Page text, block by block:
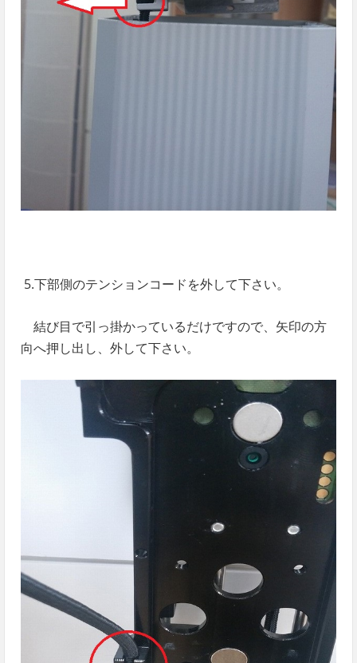
5.下部側のテンションコードを外して下さい。
結び目で引っ掛かっているだけですので、矢印の方
向へ押し出し、外して下さい。